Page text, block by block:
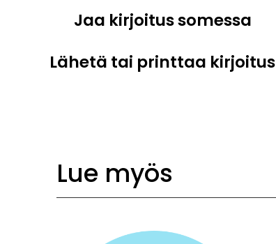
Jaa kirjoitus somessa
Lähetä tai printtaa kirjoitus
Lue myös